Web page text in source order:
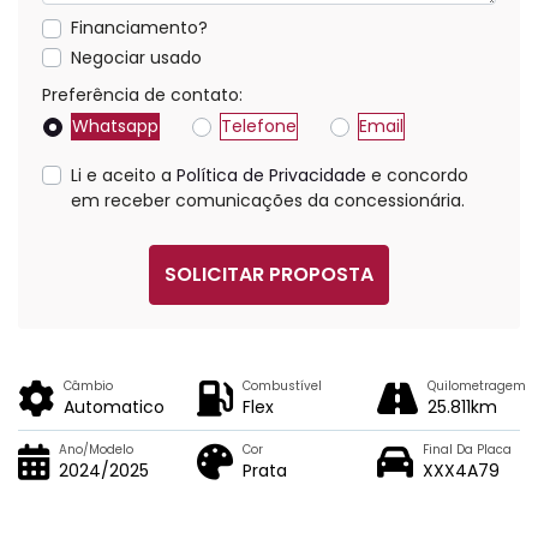
Financiamento?
Negociar usado
Preferência de contato:
Whatsapp
Telefone Email
Li e aceito a Política de Privacidade e concordo
em receber comunicações da concessionária.
SOLICITAR PROPOSTA
Câmbio
Automatico
Combustível
Flex
Quilometragem
25.811km
Ano/Modelo
2024/2025
Cor
Prata
Final Da Placa
XXX4A79